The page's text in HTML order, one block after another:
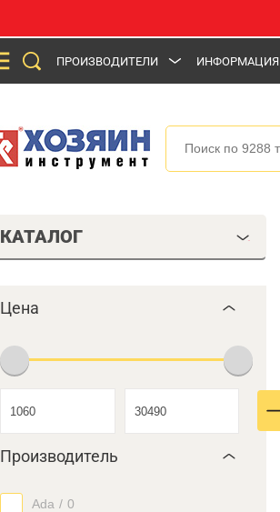
ПРОИЗВОДИТЕЛИ ИНФОРМАЦИЯ
КАТАЛОГ
Цена
Производитель
Ada / 0